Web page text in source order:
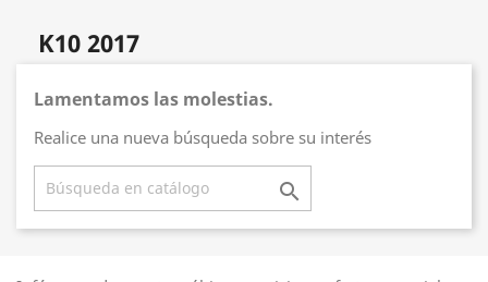
K10 2017
Lamentamos las molestias.
Realice una nueva búsqueda sobre su interés
